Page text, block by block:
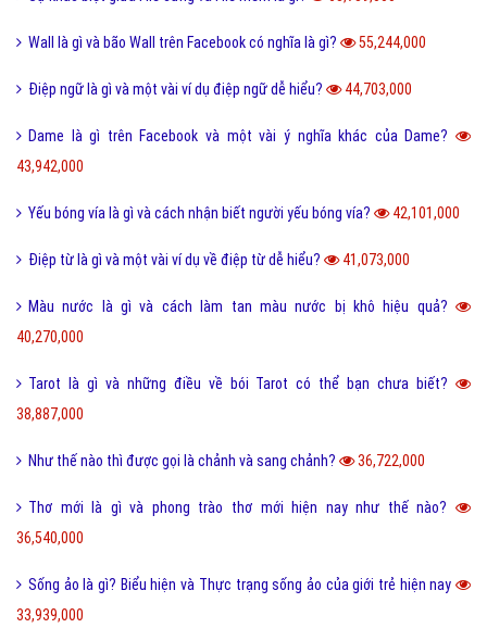
Wall là gì và bão Wall trên Facebook có nghĩa là gì? 55,244,000
Điệp ngữ là gì và một vài ví dụ điệp ngữ dễ hiểu? 44,703,000
Dame là gì trên Facebook và một vài ý nghĩa khác của Dame?
43,942,000
Yếu bóng vía là gì và cách nhận biết người yếu bóng vía? 42,101,000
Điệp từ là gì và một vài ví dụ về điệp từ dễ hiểu? 41,073,000
Màu nước là gì và cách làm tan màu nước bị khô hiệu quả?
40,270,000
Tarot là gì và những điều về bói Tarot có thể bạn chưa biết?
38,887,000
Như thế nào thì được gọi là chảnh và sang chảnh? 36,722,000
Thơ mới là gì và phong trào thơ mới hiện nay như thế nào?
36,540,000
Sống ảo là gì? Biểu hiện và Thực trạng sống ảo của giới trẻ hiện nay
33,939,000